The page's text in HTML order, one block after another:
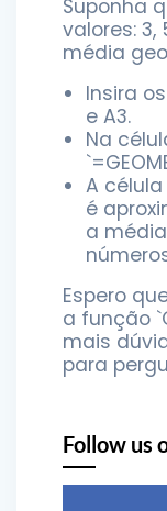
Suponha
valores: 3,
média
Insira
e A3.
Na
A
é
a
Espero
a função
mais
para
Follow us